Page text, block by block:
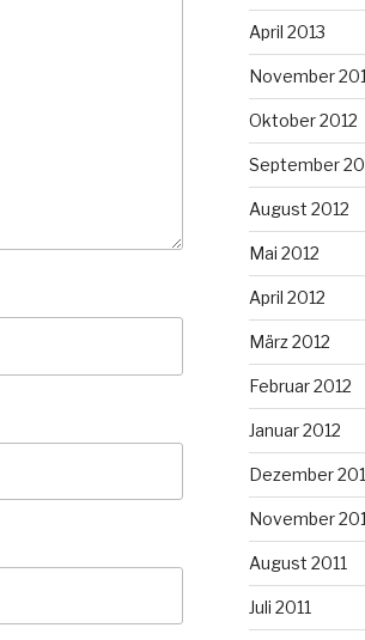
April 2013
November
Oktober 2012
September
August 2012
Mai 2012
April 2012
März 2012
Februar 2012
Januar 2012
Dezember
November
August 2011
Juli 2011